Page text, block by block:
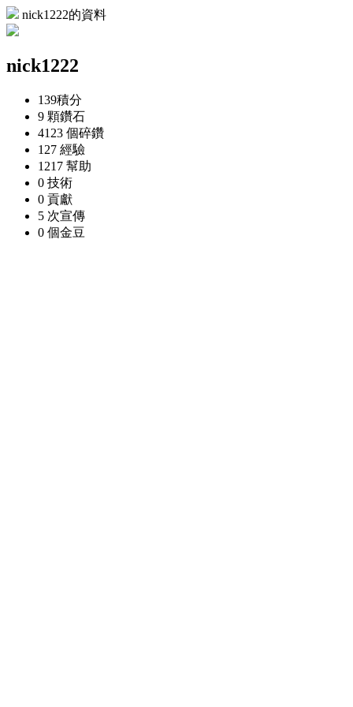
nick1222的資料
nick1222
139積分
9 顆鑽石
4123 個碎鑽
127 經驗
1217 幫助
0 技術
0 貢獻
5 次宣傳
0 個金豆